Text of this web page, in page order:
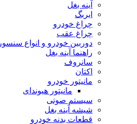
آینه بغل
ایربگ
چراغ خودرو
چراغ عقب
دوربین خودرو و انواع سنسور
راهنما آینه بغل
سانروف
اکتان
مانیتور خودرو
مانیتور هیوندای
سیستم صوتی
شیشه آینه بغل
قطعات بدنه خودرو